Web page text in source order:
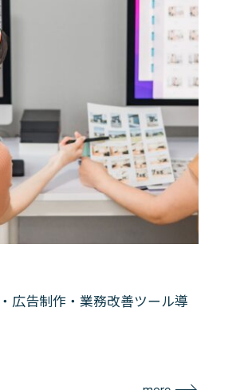
広告制作・業務改善ツール導